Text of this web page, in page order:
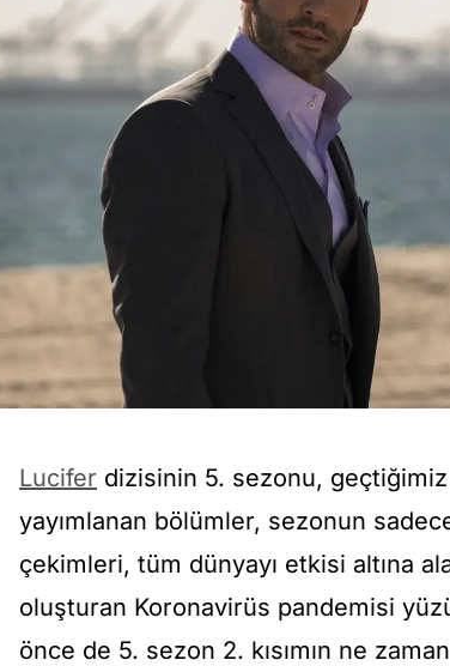
Lucifer dizisinin 5. sezonu, geçtiğimiz
yayımlanan bölümler, sezonun
çekimleri, tüm dünyayı etkisi altına
oluşturan Koronavirüs pandemisi
önce de 5. sezon 2. kısımın ne